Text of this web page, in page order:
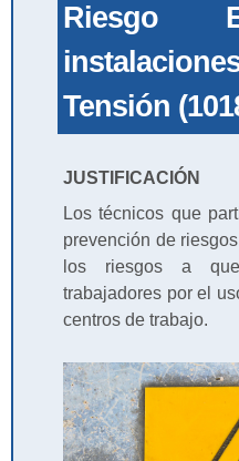
Riesgo
Tensión
JUSTIFICACIÓN
Los técnicos que
prevención de
los riesgos a
trabajadores por el
centros de trabajo.